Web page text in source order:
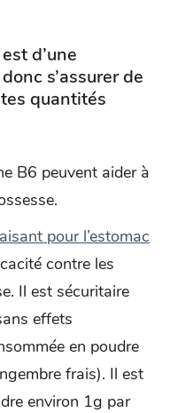
d’une
s’assurer de
quantités
B6 peuvent aider à
pour l’estomac
contre les
Il est sécuritaire
effets
en poudre
frais). Il est
environ 1g par